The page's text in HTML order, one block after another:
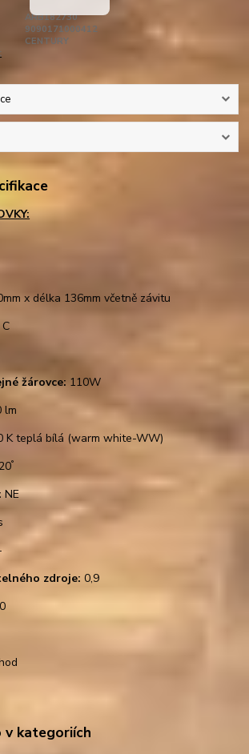
ARB182730
9090171000412
CENTURY
x délka 136mm včetně závitu
C
žárovce: 110W
lm
K teplá bílá (warm white-WW)
°
NE
zdroje: 0,9
v kategoriích